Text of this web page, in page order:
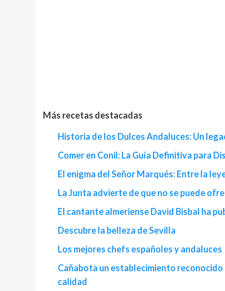
Más recetas destacadas
Historia de los Dulces Andaluces: Un
Comer en Conil: La Guía Definitiva para
El enigma del Señor Marqués: Entre la
La Junta advierte de que no se puede
El cantante almeriense David Bisbal ha
Descubre la belleza de Sevilla
Los mejores chefs españoles y andaluces
Cañabota un establecimiento
calidad